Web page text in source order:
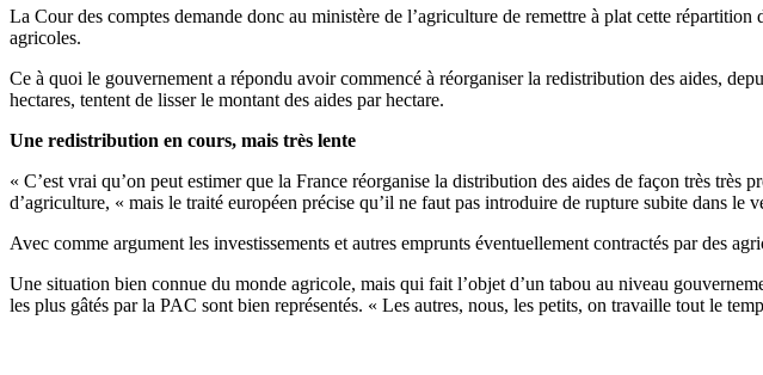
La Cour des comptes demande donc au ministère de l’agriculture de remettre à plat cette
agricoles.
Ce à quoi le gouvernement a répondu avoir commencé à réorganiser la redistribution des aides,
hectares, tentent de lisser le montant des aides par hectare.
Une redistribution en cours, mais très lente
« C’est vrai qu’on peut estimer que la France réorganise la distribution des aides de façon très
d’agriculture, « mais le traité européen précise qu’il ne faut pas introduire de rupture subite dans le
Avec comme argument les investissements et autres emprunts éventuellement contractés par des
Une situation bien connue du monde agricole, mais qui fait l’objet d’un tabou au niveau
les plus gâtés par la PAC sont bien représentés. « Les autres, nous, les petits, on travaille tout le